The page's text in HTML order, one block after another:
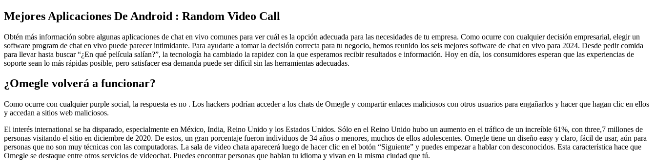
Mejores Aplicaciones De Android : Random Video Call
Obtén más información sobre algunas aplicaciones de chat en vivo comunes para ver cuál es la opción adecuada para las necesidades de tu empresa. Como ocurre con cualquier decisión empresarial, elegir un
software program de chat en vivo puede parecer intimidante. Para ayudarte a tomar la decisión correcta para tu negocio, hemos reunido los seis mejores software de chat en vivo para 2024. Desde pedir comida
para llevar hasta buscar “¿En qué película salían?”, la tecnología ha cambiado la rapidez con la que esperamos recibir resultados e información. Hoy en día, los consumidores esperan que las experiencias de
soporte sean lo más rápidas posible, pero satisfacer esa demanda puede ser difícil sin las herramientas adecuadas.
¿Omegle volverá a funcionar?
Como ocurre con cualquier purple social, la respuesta es no . Los hackers podrían acceder a los chats de Omegle y compartir enlaces maliciosos con otros usuarios para engañarlos y hacer que hagan clic en ellos
y accedan a sitios web maliciosos.
El interés international se ha disparado, especialmente en México, India, Reino Unido y los Estados Unidos. Sólo en el Reino Unido hubo un aumento en el tráfico de un increíble 61%, con three,7 millones de
personas visitando el sitio en diciembre de 2020. De estos, un gran porcentaje fueron individuos de 34 años o menores, muchos de ellos adolescentes. Omegle tiene un diseño easy y claro, fácil de usar, aún para
personas que no son muy técnicas con las computadoras. La sala de video chata aparecerá luego de hacer clic en el botón “Siguiente” y puedes empezar a hablar con desconocidos. Esta característica hace que
Omegle se destaque entre otros servicios de videochat. Puedes encontrar personas que hablan tu idioma y vivan en la misma ciudad que tú.